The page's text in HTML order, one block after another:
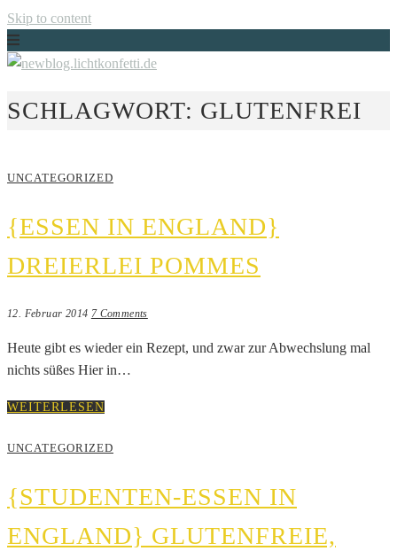
Skip to content
NEWBLOG.LICHTKONFETTI.DE
Just another WordPress site
SCHLAGWORT: GLUTENFREI
UNCATEGORIZED
{ESSEN IN ENGLAND}
DREIERLEI POMMES
12. Februar 2014 7 Comments
Heute gibt es wieder ein Rezept, und zwar zur Abwechslung mal
nichts süßes Hier in…
WEITERLESEN
UNCATEGORIZED
{STUDENTEN-ESSEN IN
ENGLAND} GLUTENFREIE,